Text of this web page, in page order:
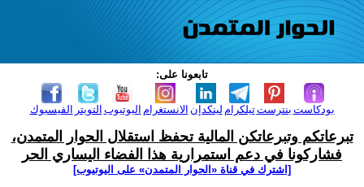
تابعونا على:
الفيسبوك التويتر اليوتيوب الانستغرام لينكدإن تيلكرامبنترست بودكاست
تبرعاتكم وتبرعاتكن المالية تحفظ استقلال الحوار المتمدن،
فشاركونا في دعم استمرارية هذا الفضاء اليساري الحر
[اشترك في قناة ‫«الحوار المتمدن» على اليوتيوب]